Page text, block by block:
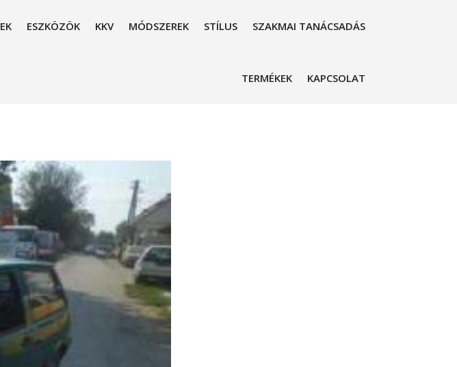
ESZKÖZÖK KKV MÓDSZEREK STÍLUS SZAKMAI TANÁCSADÁS
TERMÉKEK KAPCSOLAT